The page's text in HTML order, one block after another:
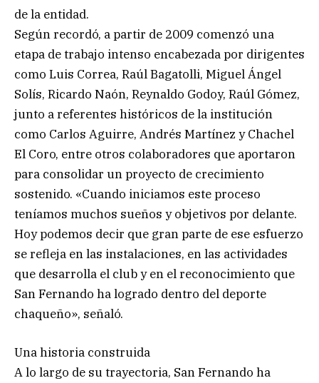
de la entidad.
Según recordó, a partir de 2009 comenzó una
etapa de trabajo intenso encabezada por dirigentes
como Luis Correa, Raúl Bagatolli, Miguel Ángel
Solís, Ricardo Naón, Reynaldo Godoy, Raúl Gómez,
junto a referentes históricos de la institución
como Carlos Aguirre, Andrés Martínez y Chachel
El Coro, entre otros colaboradores que aportaron
para consolidar un proyecto de crecimiento
sostenido. «Cuando iniciamos este proceso
teníamos muchos sueños y objetivos por delante.
Hoy podemos decir que gran parte de ese esfuerzo
se refleja en las instalaciones, en las actividades
que desarrolla el club y en el reconocimiento que
San Fernando ha logrado dentro del deporte
chaqueño», señaló.
Una historia construida
A lo largo de su trayectoria, San Fernando ha